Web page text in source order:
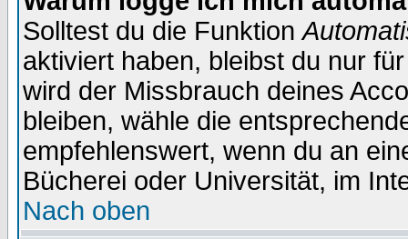
Solltest du die Funktion
aktiviert haben, bleibst du nur
wird der Missbrauch deines
bleiben, wähle die
empfehlenswert, wenn du an
Bücherei oder Universität, im
Nach oben